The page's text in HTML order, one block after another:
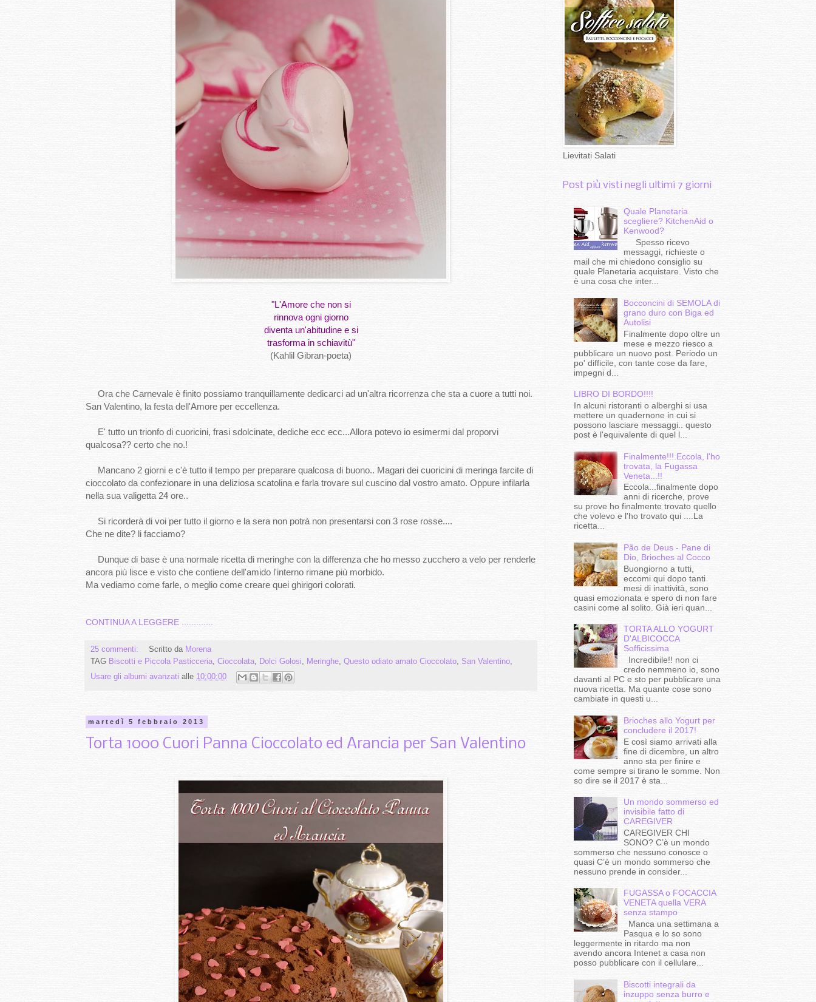
"L'Amore che non si
rinnova ogni giorno
diventa un'abitudine e si
trasforma in schiavitù"
(Kahlil Gibran-poeta)
Ora che Carnevale è finito possiamo tranquillamente dedicarci ad un'altra ricorrenza che sta a cuore a tutti noi.
San Valentino, la festa dell'Amore per eccellenza.
E' tutto un trionfo di cuoricini, frasi sdolcinate, dediche ecc ecc...Allora potevo io esimermi dal proporvi
qualcosa?? certo che no.!
Mancano 2 giorni e c'è tutto il tempo per preparare qualcosa di buono.. Magari dei cuoricini di meringa farcite di
cioccolato da confezionare in una deliziosa scatolina e farla trovare sul cuscino dal vostro amato. Oppure infilarla
nella sua valigetta 24 ore..
Si ricorderà di voi per tutto il giorno e la sera non potrà non presentarsi con 3 rose rosse....
Che ne dite? li facciamo?
Dunque di base è una normale ricetta di meringhe con la differenza che ho messo zucchero a velo per renderle
ancora più lisce e visto che contiene dell'amido l'interno rimane più morbido.
Ma vediamo come farle, o meglio come creare quei ghirigori colorati.
CONTINUA A LEGGERE .............
25 commenti: Scritto da Morena
TAG Biscotti e Piccola Pasticceria, Cioccolata, Dolci Golosi, Meringhe, Questo odiato amato Cioccolato, San Valentino,
Usare gli albumi avanzati alle 10:00:00
martedì 5 febbraio 2013
Torta 1000 Cuori Panna Cioccolato ed Arancia per San Valentino
Lievitati Salati
Post più visti negli ultimi 7 giorni
Quale Planetaria
scegliere? KitchenAid o
Kenwood?
Spesso ricevo
messaggi, richieste o
mail che mi chiedono consiglio su
quale Planetaria acquistare. Visto che
è una cosa che inter...
Bocconcini di SEMOLA di
grano duro con Biga ed
Autolisi
Finalmente dopo oltre un
mese e mezzo riesco a
pubblicare un nuovo post. Periodo un
po' difficile, con tante cose da fare,
impegni d...
LIBRO DI BORDO!!!!
In alcuni ristoranti o alberghi si usa
mettere un quadernone in cui si
possono lasciare messaggi.. questo
post è l'equivalente di quel l...
Finalmente!!!.Eccola, l'ho
trovata, la Fugassa
Veneta...!!
Eccola...finalmente dopo
anni di ricerche, prove
su prove ho finalmente trovato quello
che volevo e l'ho trovato qui ....La
ricetta...
Pão de Deus - Pane di
Dio, Brioches al Cocco
Buongiorno a tutti,
eccomi qui dopo tanti
mesi di inattività, sono
quasi emozionata e spero di non fare
casini come al solito. Già ieri quan...
TORTA ALLO YOGURT
D'ALBICOCCA
Sofficissima
Incredibile!! non ci
credo nemmeno io, sono
davanti al PC e sto per pubblicare una
nuova ricetta. Ma quante cose sono
cambiate in questi u...
Brioches allo Yogurt per
concludere il 2017!
E così siamo arrivati alla
fine di dicembre, un altro
anno sta per finire e
come sempre si tirano le somme. Non
so dire se il 2017 è sta...
Un mondo sommerso ed
invisibile fatto di
CAREGIVER
CAREGIVER CHI
SONO? C’è un mondo
sommerso che nessuno conosce o
quasi C’è un mondo sommerso che
nessuno prende in consider...
FUGASSA o FOCACCIA
VENETA quella VERA
senza stampo
Manca una settimana a
Pasqua e lo so sono
leggermente in ritardo ma non
avendo ancora Intenet a casa non
posso pubblicare con il cellulare...
Biscotti integrali da
inzuppo senza burro e